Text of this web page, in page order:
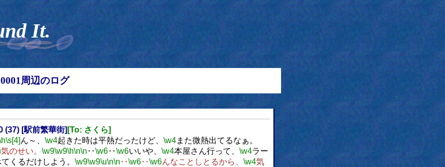
It.
周辺のログ
(37) [駅前繁華街] [To: さくら]
\s[4] ん～、 \w4起きた時は平熱だったけど、 \w4また微熱出てるなぁ。
気のせい。 \w9\w9\h\n\n ‥\w6‥\w6いいや、 \w4本屋さん行って、 \w4ラー
くるだけしよう。 \w9\w9\u\n\n ‥\w6‥\w6んなことしとるから、 \w4気